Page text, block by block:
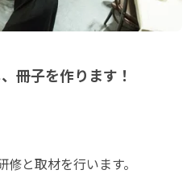
冊子を作ります！
と取材を行います。